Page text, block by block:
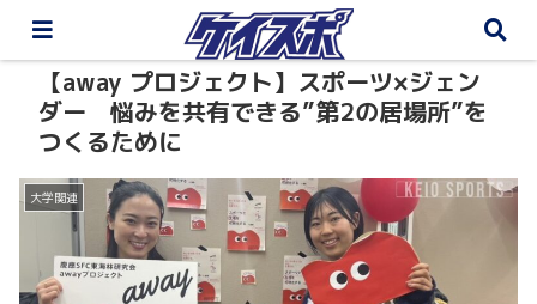
【away プロジェクト】スポーツ×ジェン
ダー 悩みを共有できる”第2の居場所”を
つくるために
大学関連